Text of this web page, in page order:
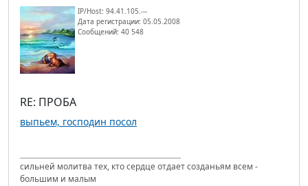
IP/Host: 94.41.105.---
Дата регистрации: 05.05.2008
Сообщений: 40 548
RE: ПРОБА
выпьем, господин посол
сильней молитва тех, кто сердце отдает созданьям всем -
большим и малым